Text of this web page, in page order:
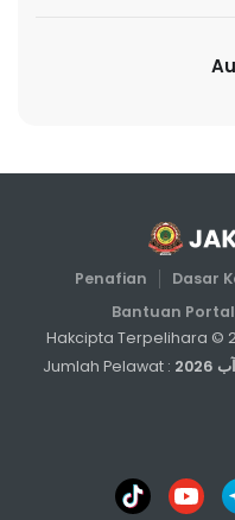
Dasar
Penafian
Bantuan Portal
Hakcipta Terpelihara ©